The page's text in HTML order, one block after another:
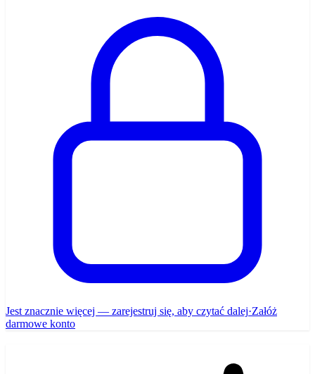
Jest znacznie więcej — zarejestruj się, aby czytać dalej·Załóż
darmowe konto